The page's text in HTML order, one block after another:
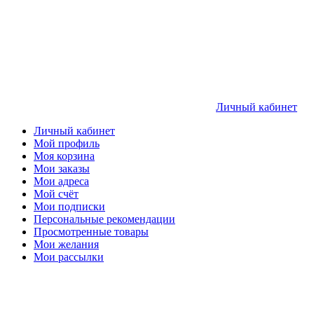
Личный кабинет
Личный кабинет
Мой профиль
Моя корзина
Мои заказы
Мои адреса
Мой счёт
Мои подписки
Персональные рекомендации
Просмотренные товары
Мои желания
Мои рассылки